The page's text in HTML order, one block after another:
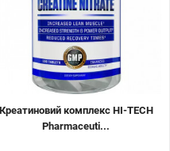
Креатиновий комплекс HI-TECH
Pharmaceuti...